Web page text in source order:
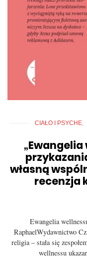
CIAŁO I PSYCHE
własną
recenzja
Ewangelia
RaphaelWydawnictwo
religia – stała się
wellnessu